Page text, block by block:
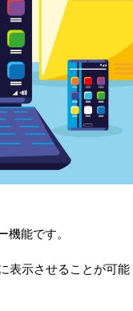
能です。
表示させることが可能